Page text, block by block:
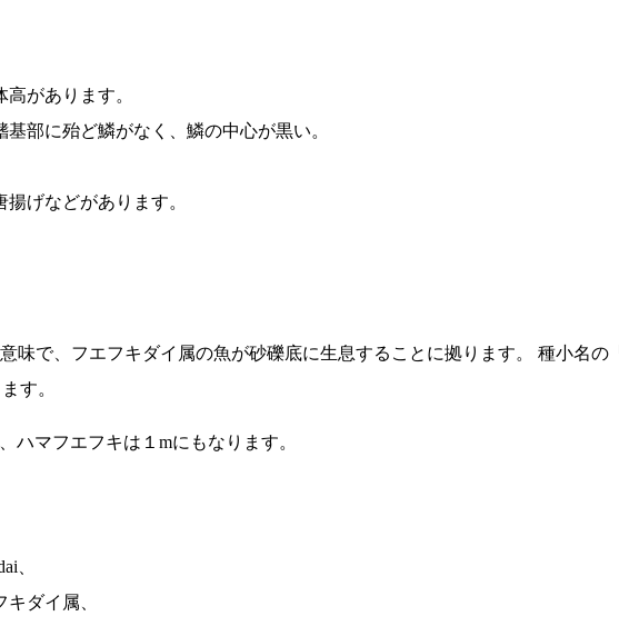
があります。
部に殆ど鱗がなく、鱗の中心が黒い。
げなどがあります。
味で、フエフキダイ属の魚が砂礫底に生息することに拠ります。 種小名の
す。
ハマフエフキは１mにもなります。
、
ダイ属、